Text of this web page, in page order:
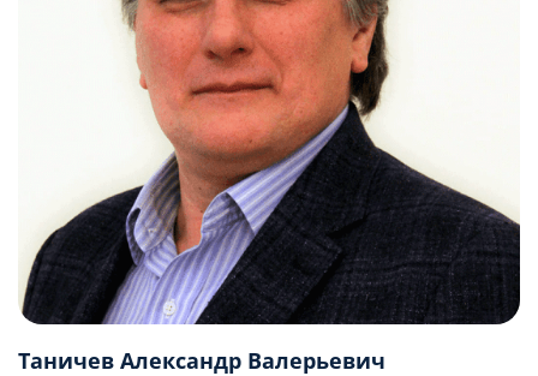
Таничев Александр Валерьевич